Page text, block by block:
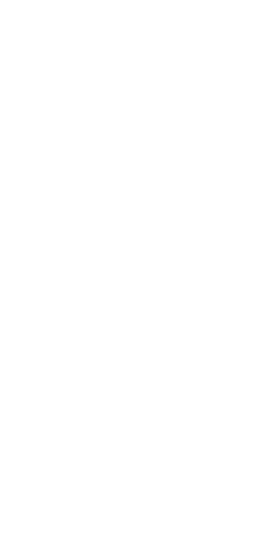
です。
ず変更すること